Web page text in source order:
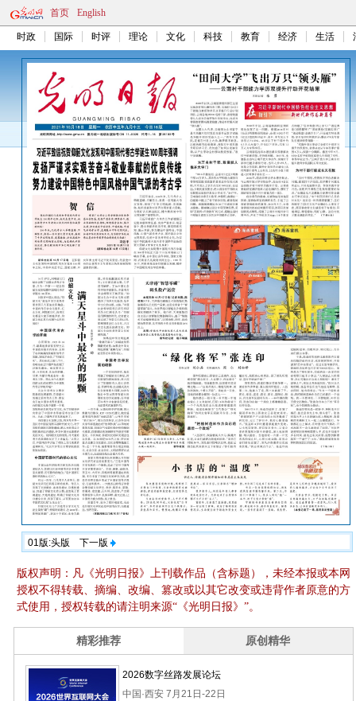
首页 English
时政 国际 时评 理论 文化 科技 教育 经济 生活
01版:头版 下一版
版权声明：凡《光明日报》上刊载作品（含标题），未经本报或本网
授权不得转载、摘编、改编、篡改或以其它改变或违背作者原意的方
式使用，授权转载的请注明来源“《光明日报》”。